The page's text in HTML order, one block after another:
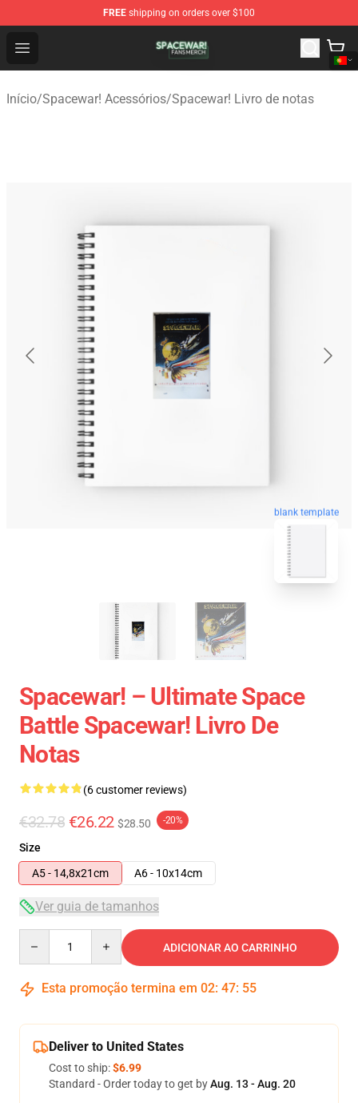
FREE shipping on orders over $100
Open menu
Spacewar! Shop - Official Spacewar! Merchandise Store
Início/Spacewar! Acessórios/Spacewar! Livro de notas
blank template
Spacewar! – Ultimate Space
Battle Spacewar! Livro De
Notas
(6 customer reviews)
€32.78 €26.22 $28.50 -20%
Size
A5 - 14,8x21cm
A6 - 10x14cm
Ver guia de tamanhos
ADICIONAR AO CARRINHO
Esta promoção termina em 02: 47: 54
Deliver to United States
Cost to ship:$6.99
Standard - Order today to get byAug. 13 - Aug. 20